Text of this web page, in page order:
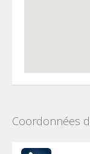
Coordonnées